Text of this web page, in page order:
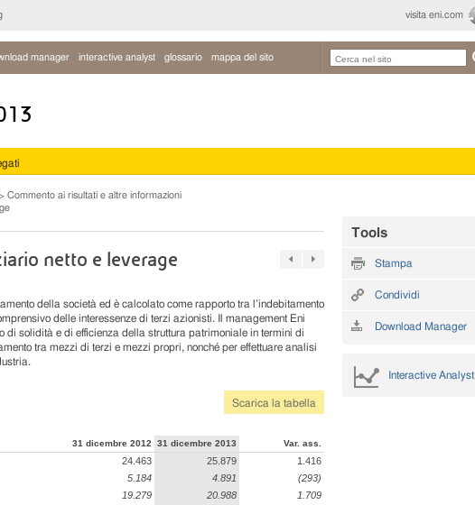
visita eni.com
manager interactive analyst glossario mappa del sito
Commento ai risultati e altre informazioni
netto e leverage
della società ed è calcolato come rapporto tra l’indebitamento
delle interessenze di terzi azionisti. Il management Eni
solidità e di efficienza della struttura patrimoniale in termini di
tra mezzi di terzi e mezzi propri, nonché per effettuare analisi
Scarica la tabella
31 dicembre 2012 31 dicembre 2013 Var. ass.
24.463 25.879
1.416
5.184 4.891
(293)
19.279 20.988
1.709
Tools
Stampa
Condividi
Download Manager
Interactive Analyst